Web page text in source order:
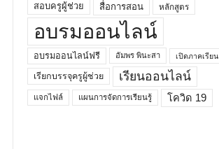
สอบครูผู้ช่วย
สื่อการสอน หลักสูตร
อบรมออนไลน์
อบรมออนไลน์ฟรี อัมพร พินะสา เปิดภาคเรียน
เรียกบรรจุครูผู้ช่วย เรียนออนไลน์
แจกไฟล์ แผนการจัดการเรียนรู้ โควิด 19